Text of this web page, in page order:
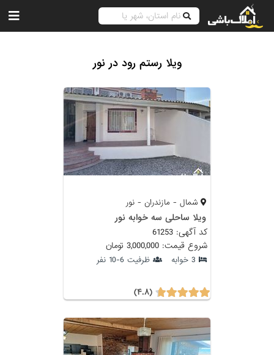
ویلا رستم رود در نور
شمال - مازندران - نور
ویلا ساحلی سه خوابه نور
کد آگهی: 61253
شروع قیمت: 3,000,000 تومان
3 خوابه ظرفیت 6-10 نفر
(۴.۸)